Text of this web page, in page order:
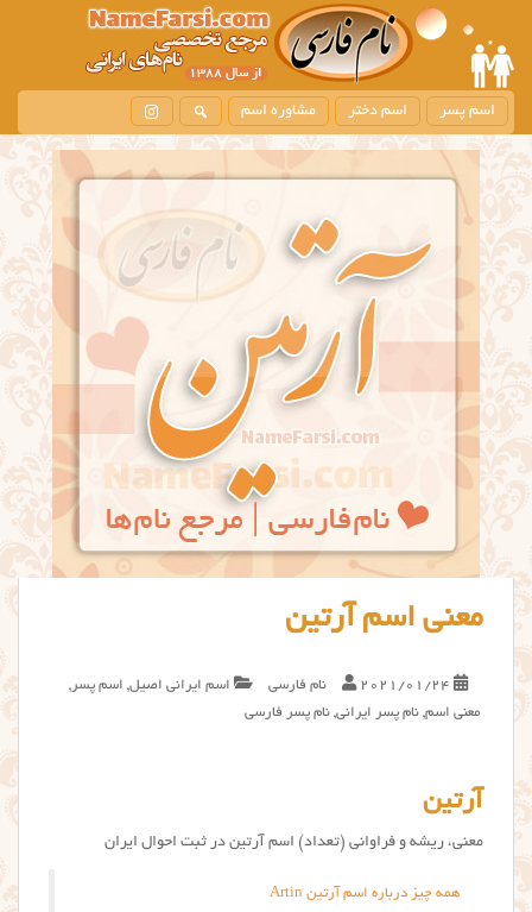
m
i
c
n
t
اسم پسر اسم دختر مشاوره اسم
معنی اسم آرتین
2021/01/24 نام فارسی اسم ایرانی اصیل, اسم پسر ,
معنی اسم, نام پسر ایرانی, نام پسر فارسی
آرتین
معنی، ریشه و فراوانی (تعداد) اسم آرتین در ثبت احوال ایران
همه چیز درباره اسم آرتین Artin